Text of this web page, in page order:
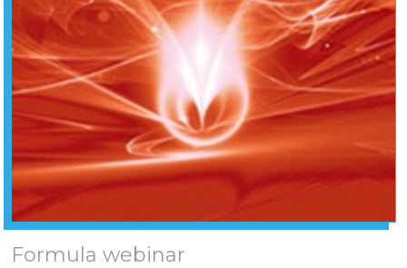
Formula webinar